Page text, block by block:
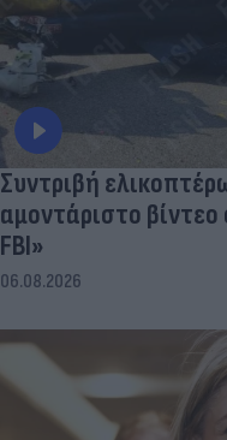
Συντριβή
αμοντάριστο
FBI»
06.08.2026